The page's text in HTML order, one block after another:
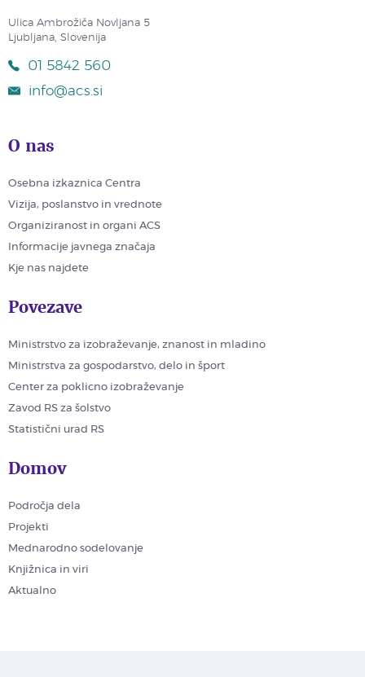
Ulica Ambrožiča Novljana 5
Ljubljana, Slovenija
01 5842 560
info@acs.si
O nas
Osebna izkaznica Centra
Vizija, poslanstvo in vrednote
Organiziranost in organi ACS
Informacije javnega značaja
Kje nas najdete
Povezave
Ministrstvo za izobraževanje, znanost in mladino
Ministrstva za gospodarstvo, delo in šport
Center za poklicno izobraževanje
Zavod RS za šolstvo
Statistični urad RS
Domov
Področja dela
Projekti
Mednarodno sodelovanje
Knjižnica in viri
Aktualno